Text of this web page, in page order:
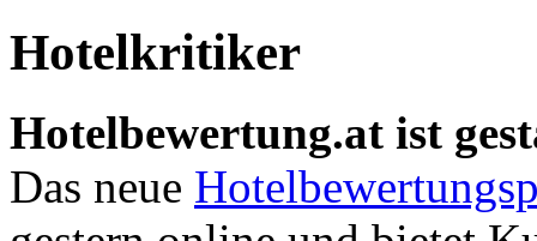
Hotelkritiker
Hotelbewertung.at ist
Das neue